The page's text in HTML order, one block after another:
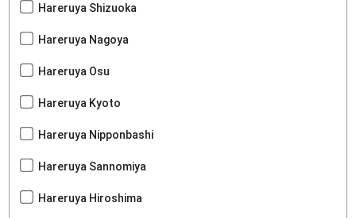
Hareruya Shizuoka
Hareruya Nagoya
Hareruya Osu
Hareruya Kyoto
Hareruya Nipponbashi
Hareruya Sannomiya
Hareruya Hiroshima